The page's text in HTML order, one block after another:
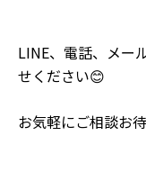
LINE、電話、メー
せください😊
お気軽にご相談お